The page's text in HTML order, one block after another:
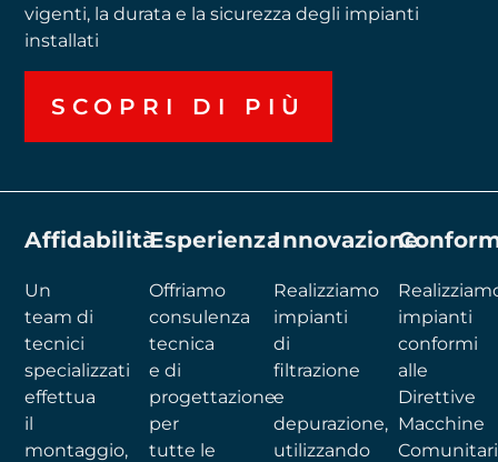
vigenti, la durata e la sicurezza degli impianti
installati
SCOPRI DI PIÙ
Affidabilità
Un
team di
tecnici
specializzati
effettua
il
montaggio,
Esperienza
Offriamo
consulenza
tecnica
e di
progettazione
per
tutte le
Innovazione
Realizziamo
impianti
di
filtrazione
e
depurazione,
utilizzando
impianti
conformi
alle
Direttive
Macchine